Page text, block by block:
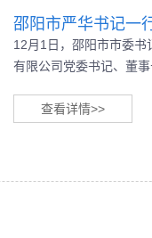
邵阳市严华书记一
12月1日，邵阳市市委
有限公司党委书记、董
查看详情>>